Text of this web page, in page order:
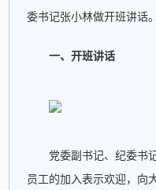
委书记张小林做开班讲话。
一、开班讲话
党委副书记、纪委书
员工的加入表示欢迎，向